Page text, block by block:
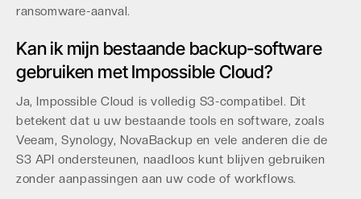
ransomware-aanval.
Kan ik mijn bestaande backup-software
gebruiken met Impossible Cloud?
Ja, Impossible Cloud is volledig S3-compatibel. Dit
betekent dat u uw bestaande tools en software, zoals
Veeam, Synology, NovaBackup en vele anderen die de
S3 API ondersteunen, naadloos kunt blijven gebruiken
zonder aanpassingen aan uw code of workflows.